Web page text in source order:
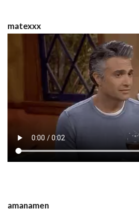
matexxx
amanamen